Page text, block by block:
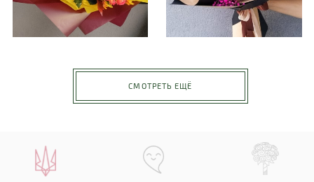
СМОТРЕТЬ ЕЩЁ